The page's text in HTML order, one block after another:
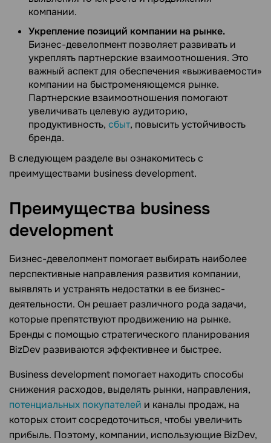
компании.
Укрепление позиций компании на рынке.
Бизнес-девелопмент позволяет развивать и
укреплять партнерские взаимоотношения. Это
важный аспект для обеспечения «выживаемости»
компании на быстроменяющемся рынке.
Партнерские взаимоотношения помогают
увеличивать целевую аудиторию,
продуктивность, сбыт, повысить устойчивость
бренда.
В следующем разделе вы ознакомитесь с
преимуществами business development.
Преимущества business
development
Бизнес-девелопмент помогает выбирать наиболее
перспективные направления развития компании,
выявлять и устранять недостатки в ее бизнес-
деятельности. Он решает различного рода задачи,
которые препятствуют продвижению на рынке.
Бренды с помощью стратегического планирования
BizDev развиваются эффективнее и быстрее.
Business development помогает находить способы
снижения расходов, выделять рынки, направления,
потенциальных покупателей и каналы продаж, на
которых стоит сосредоточиться, чтобы увеличить
прибыль. Поэтому, компании, использующие BizDev,